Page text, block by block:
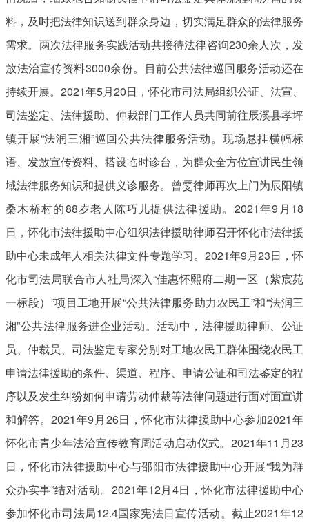
料，及时把法律知识送到群众身边，切实满足群众的法律服务
需求。两次法律服务实践活动共接待法律咨询230余人次，发
放法治宣传资料3000余份。目前公共法律巡回服务活动还在
持续开展。2021年5月20日，怀化市司法局组织公证、法宣、
司法鉴定、法律援助、仲裁部门工作人员共同前往辰溪县孝坪
镇开展“法润三湘”巡回公共法律服务活动。现场悬挂横幅标
语、发放宣传资料、搭设临时诊台，为群众全方位宣讲民生领
域法律服务知识和提供义诊服务。曾雯律师再次上门为辰阳镇
桑木桥村的88岁老人陈巧儿提供法律援助。2021年9月18
日，怀化市法律援助中心组织法律援助律师召开怀化市法律援
助中心未成年人相关法律文件专题学习。2021年9月23日，怀
化市司法局联合市人社局深入“佳惠怀熙府二期一区（紫宸苑
一标段）”项目工地开展“公共法律服务助力农民工”和“法润三
湘”公共法律服务进企业活动。活动中，法律援助律师、公证
员、仲裁员、司法鉴定专家分别对工地农民工群体围绕农民工
申请法律援助的条件、渠道、程序、申请公证和司法鉴定的程
序以及发生纠纷如何申请劳动仲裁等法律问题进行面对面宣讲
和解答。2021年9月26日，怀化市法律援助中心参加2021年
怀化市青少年法治宣传教育周活动启动仪式。2021年11月23
日，怀化市法律援助中心与邵阳市法律援助中心开展“我为群
众办实事”结对活动。2021年12月4日，怀化市法律援助中心
参加怀化市司法局12.4国家宪法日宣传活动。截止2021年12